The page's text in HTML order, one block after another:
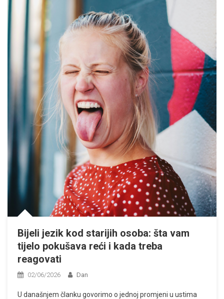
Bijeli jezik kod starijih osoba: šta vam
tijelo pokušava reći i kada treba
reagovati
02/06/2026 Dan
U današnjem članku govorimo o jednoj promjeni u ustima